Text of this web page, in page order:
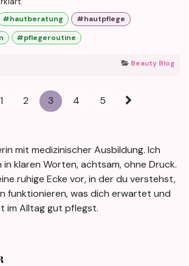
#hautberatung
#hautpflege
#pflegeroutine
Beauty Blog
1 2 3 4 5
mit medizinischer Ausbildung. Ich
in klaren Worten, achtsam, ohne Druck.
ruhige Ecke vor, in der du verstehst,
funktionieren, was dich erwartet und
im Alltag gut pflegst.